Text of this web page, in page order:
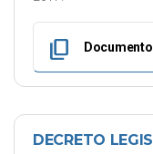
content_copy Documento
DECRETO